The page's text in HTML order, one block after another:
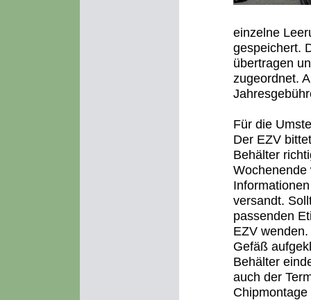
einzelne
gespeichert.
übertragen
zugeordnet.
Für die
Der EZV
Behälter
Wochenende
versandt.
passenden
EZV
Gefäß
Behälter
auch der